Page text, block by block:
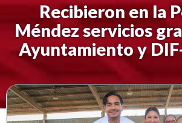
Recibieron en la
Méndez servicios
Ayuntamiento y